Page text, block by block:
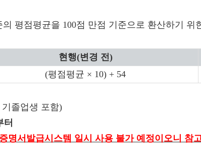
의 평점평균을 100점 만점 기준으로 환산하기 위
현행(변경 전)
(평점평균 × 10) + 54
졸업생 포함)
터
증명서발급시스템 일시 사용 불가 예정이오니 참